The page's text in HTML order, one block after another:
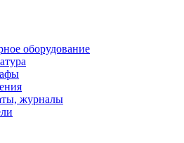
оборудование
журналы